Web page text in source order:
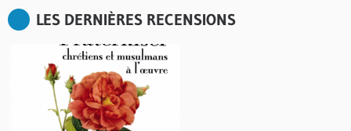
LES DERNIÈRES RECENSIONS